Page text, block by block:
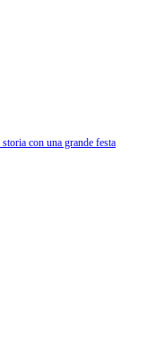
con una grande festa